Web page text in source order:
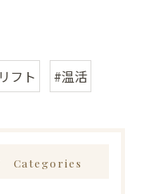
フト #温活
Categories